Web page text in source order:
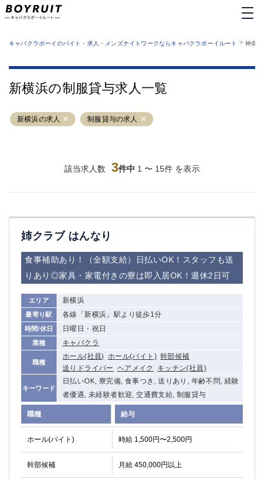
業種から探す
運営者情報
サイトマップ
キャバクラボーイのバイト・求人・メンズナイトワークならキャバクラボーイルート > 神奈
新横浜の制服貸与求人一覧
新横浜の求人 制服貸与の求人
該当求人数 3件中 1 〜 15件 を表示
姉クラブ はんなり
食事補助あり！（全額支給）日払いOK！スタッフも送
りあり◎家具・家電付きの寮は即入居OK！週休2日可
エリア 新横浜
最寄り駅 各線「新横浜」駅より徒歩1分
時間/休日 日曜日・祝日
業種 キャバクラ
職種
ホール(社員) ホール(バイト) 幹部候補
送りドライバー ヘアメイク キッチン(社員)
キーワード
日払いOK, 寮完備, 食事つき, 送りあり, 年齢不問, 経験
者優遇, 未経験者歓迎, 交通費支給, 制服貸与
職種 給与
ホール(バイト) 時給 1,500円〜2,500円
幹部候補 月給 450,000円以上
六本木
池袋
吉祥寺
練馬
恵比寿
蒲田
①六本木 ②西麻布
大山
赤羽
品川
蒲田東口
立川（南口）
新宿
浜松町
中野
中目黒
ひばりヶ丘（北口）
学芸大学
吉祥寺（南口／公園口） 小作・羽村・福生エリア
自由が丘
吉祥寺（北口／東口）
四谷
錦糸町南口
下北沢・経堂
金町（北口）
成増駅徒歩3分の好立地！①JR埼京線「赤羽駅」から徒歩2分 ②東
三軒茶屋（南口）
①歌舞伎町 ②新宿 ③新宿三丁目 ④西
①歌舞伎町 ②新宿 ③西部新宿 ③東新宿